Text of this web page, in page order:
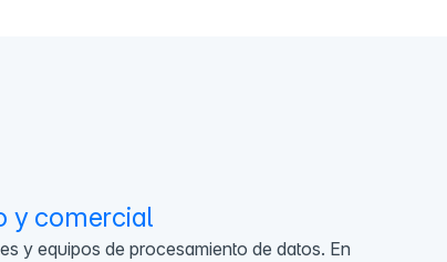
y comercial
y equipos de procesamiento de datos. En